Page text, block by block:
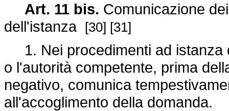
Art. 11 bis. Comunicazione
dell'istanza [30] [31]
1. Nei procedimenti ad istanza
o l'autorità competente, prima
negativo, comunica
all'accoglimento della domanda.